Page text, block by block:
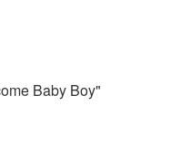
Baby Boy"